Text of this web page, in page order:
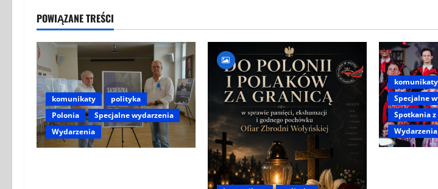
POWIĄZANE TREŚCI
komunikaty
polityka
Polonia
Specjalne wydarzenia
Wydarzenia
komunikaty
Specjalne
Spotkania z
Wydarzenia